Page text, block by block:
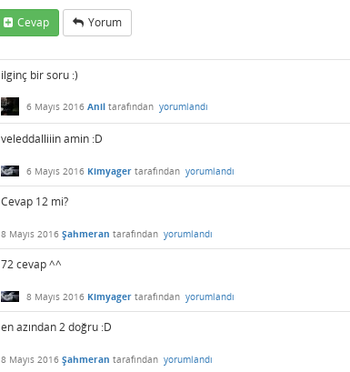
Cevap Yorum
ilginç bir soru :)
6 Mayıs 2016 Anil tarafından yorumlandı
veleddalliiin amin :D
6 Mayıs 2016 Kimyager tarafından yorumlandı
Cevap 12 mi?
8 Mayıs 2016 Şahmeran tarafından yorumlandı
72 cevap ^^
8 Mayıs 2016 Kimyager tarafından yorumlandı
en azından 2 doğru :D
8 Mayıs 2016 Şahmeran tarafından yorumlandı